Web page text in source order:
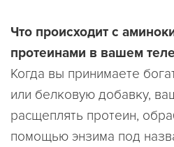
Что происходит с
протеинами в вашем
Когда вы принимаете
или белковую добавку,
расщеплять протеин,
помощью энзима под